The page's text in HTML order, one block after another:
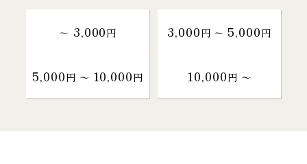
～ 3,000円 3,000円 〜 5,000円
5,000円 〜 10,000円 10,000円 〜